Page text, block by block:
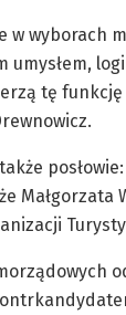
w wyborach
umysłem,
tę funkcję
Małgorzata